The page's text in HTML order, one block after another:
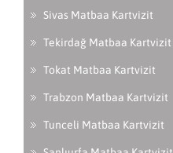
Sivas Matbaa Kartvizit
Tekirdağ Matbaa Kartvizit
Tokat Matbaa Kartvizit
Trabzon Matbaa Kartvizit
Tunceli Matbaa Kartvizit